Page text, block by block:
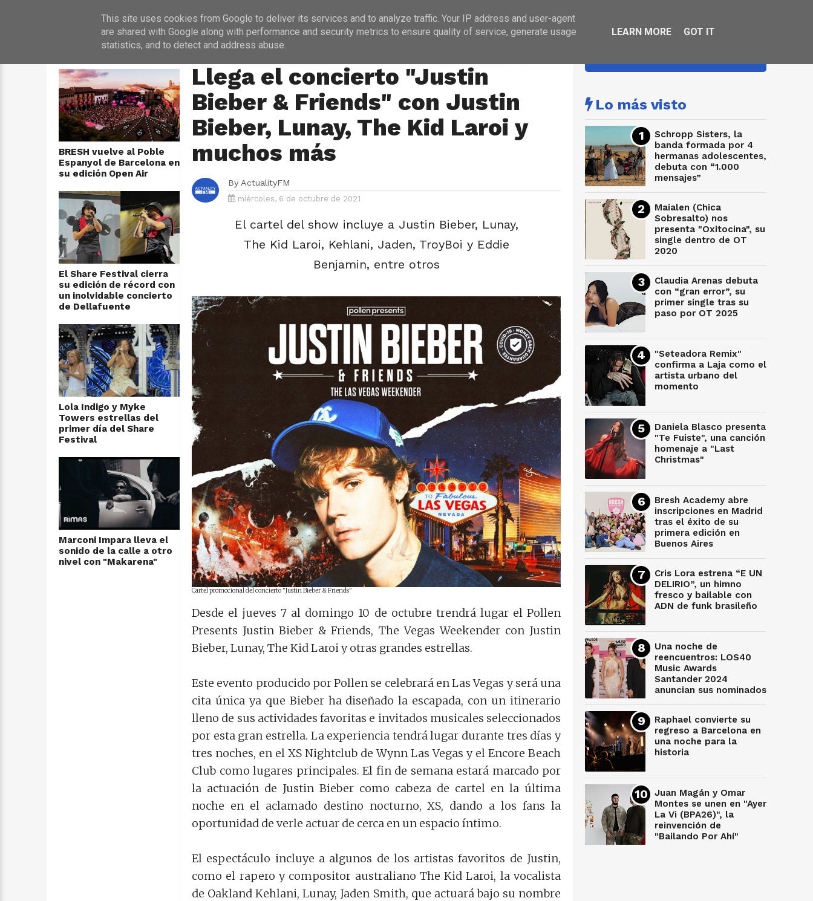
INICIO NOTICIAS PROGRAMACIÓN ENTREVISTAS
BRESH vuelve al Poble
Espanyol de Barcelona en
su edición Open Air
El Share Festival cierra
su edición de récord con
un inolvidable concierto
de Dellafuente
Lola Indigo y Myke
Towers estrellas del
primer día del Share
Festival
Marconi Impara lleva el
sonido de la calle a otro
nivel con "Makarena"
Llega el concierto "Justin
Bieber & Friends" con Justin
Bieber, Lunay, The Kid Laroi y
muchos más
By ActualityFM
miércoles, 6 de octubre de 2021
El cartel del show incluye a Justin Bieber, Lunay,
The Kid Laroi, Kehlani, Jaden, TroyBoi y Eddie
Benjamin, entre otros
Cartel promocional del concierto "Justin Bieber & Friends"
Desde el jueves 7 al domingo 10 de octubre trendrá lugar el Pollen
Presents Justin Bieber & Friends, The Vegas Weekender con Justin
Bieber, Lunay, The Kid Laroi y otras grandes estrellas.
Este evento producido por Pollen se celebrará en Las Vegas y será una
cita única ya que Bieber ha diseñado la escapada, con un itinerario
lleno de sus actividades favoritas e invitados musicales seleccionados
por esta gran estrella. La experiencia tendrá lugar durante tres días y
tres noches, en el XS Nightclub de Wynn Las Vegas y el Encore Beach
Club como lugares principales. El fin de semana estará marcado por
la actuación de Justin Bieber como cabeza de cartel en la última
noche en el aclamado destino nocturno, XS, dando a los fans la
oportunidad de verle actuar de cerca en un espacio íntimo.
El espectáculo incluye a algunos de los artistas favoritos de Justin,
como el rapero y compositor australiano The Kid Laroi, la vocalista
de Oakland Kehlani, Lunay, Jaden Smith, que actuará bajo su nombre
Lo más visto
Schropp Sisters, la
banda formada por 4
hermanas adolescentes,
debuta con “1.000
mensajes”
Maialen (Chica
Sobresalto) nos
presenta "Oxitocina", su
single dentro de OT
2020
Claudia Arenas debuta
con “gran error”, su
primer single tras su
paso por OT 2025
"Seteadora Remix"
confirma a Laja como el
artista urbano del
momento
Daniela Blasco presenta
"Te Fuiste", una canción
homenaje a "Last
Christmas"
Bresh Academy abre
inscripciones en Madrid
tras el éxito de su
primera edición en
Buenos Aires
Cris Lora estrena “E UN
DELIRIO”, un himno
fresco y bailable con
ADN de funk brasileño
Una noche de
reencuentros: LOS40
Music Awards
Santander 2024
anuncian sus nominados
Raphael convierte su
regreso a Barcelona en
una noche para la
historia
Juan Magán y Omar
Montes se unen en "Ayer
La Vi (BPA26)", la
reinvención de
"Bailando Por Ahí"
This site uses cookies from Google to deliver its services and to analyze traffic. Your IP address and user-agent
are shared with Google along with performance and security metrics to ensure quality of service, generate usage
statistics, and to detect and address abuse.
LEARN MORE GOT IT